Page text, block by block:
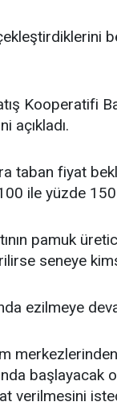
Kooperatifi
açıkladı.
taban fiyat
ile yüzde 150
pamuk
seneye
ezilmeye
başlayacak
verilmesini